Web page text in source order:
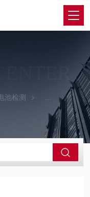
池检测 DC-03-电池重